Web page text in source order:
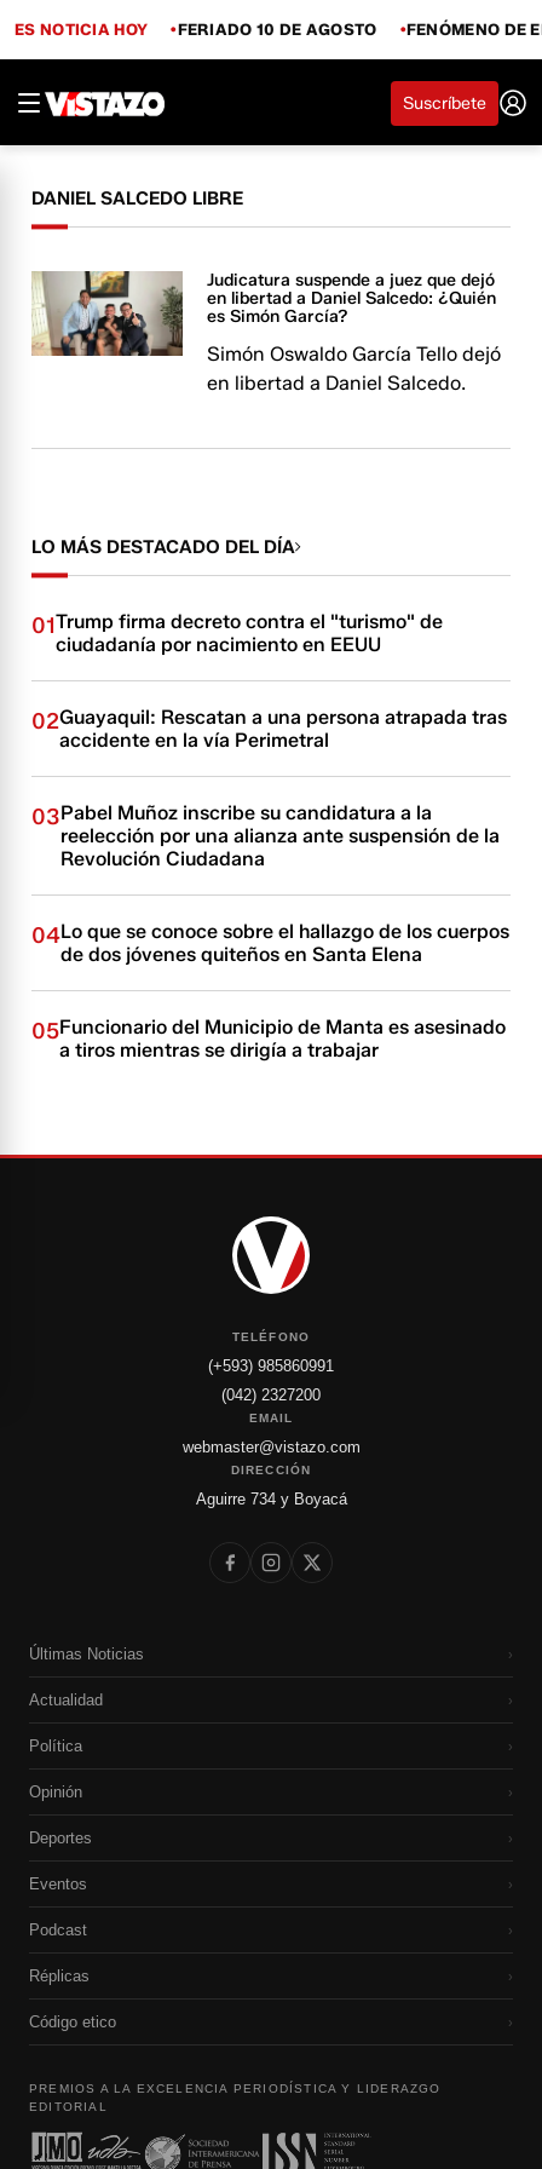
ES NOTICIA HOY FERIADO 10 DE AGOSTO FENÓMENO DE
Suscríbete
DANIEL SALCEDO LIBRE
Judicatura suspende a juez que dejó
en libertad a Daniel Salcedo: ¿Quién
es Simón García?
Simón Oswaldo García Tello dejó
en libertad a Daniel Salcedo.
LO MÁS DESTACADO DEL DÍA
01Trump firma decreto contra el "turismo" de
ciudadanía por nacimiento en EEUU
02Guayaquil: Rescatan a una persona atrapada tras
accidente en la vía Perimetral
03Pabel Muñoz inscribe su candidatura a la
reelección por una alianza ante suspensión de la
Revolución Ciudadana
04Lo que se conoce sobre el hallazgo de los cuerpos
de dos jóvenes quiteños en Santa Elena
05Funcionario del Municipio de Manta es asesinado
a tiros mientras se dirigía a trabajar
TELÉFONO
(+593) 985860991
(042) 2327200
EMAIL
webmaster@vistazo.com
DIRECCIÓN
Aguirre 734 y Boyacá
Últimas Noticias ›
Actualidad ›
Política ›
Opinión ›
Deportes ›
Eventos ›
Podcast ›
Réplicas ›
Código etico ›
PREMIOS A LA EXCELENCIA PERIODÍSTICA Y LIDERAZGO
EDITORIAL